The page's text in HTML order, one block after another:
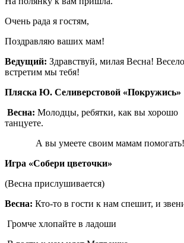
Очень рада я гостям,
Поздравляю ваших мам!
Ведущий: Здравствуй, милая Весна!
встретим мы тебя!
Пляска Ю. Селиверстовой «Покружись»
Весна: Молодцы, ребятки, как вы хорошо
танцуете.
А вы умеете своим мамам помогать!
Игра «Собери цветочки»
(Весна прислушивается)
Весна: Кто-то в гости к нам спешит, и
Громче хлопайте в ладоши